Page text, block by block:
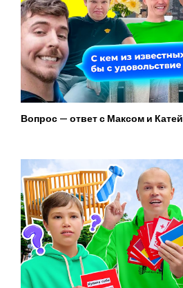
Вопрос — ответ с Максом и Катей